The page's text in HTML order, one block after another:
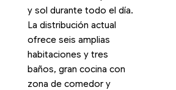
y sol durante todo el día.
La distribución actual
ofrece seis amplias
habitaciones y tres
baños, gran cocina con
zona de comedor y